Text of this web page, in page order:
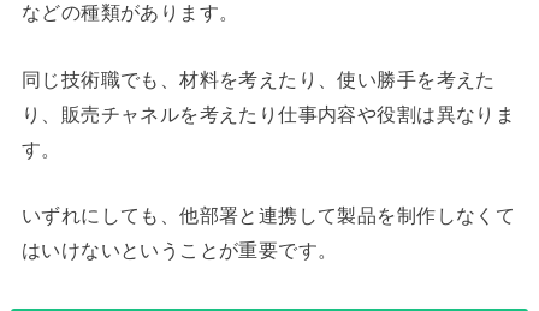
などの種類があります。
同じ技術職でも、材料を考えたり、使い勝手を考えた
り、販売チャネルを考えたり仕事内容や役割は異なりま
す。
いずれにしても、他部署と連携して製品を制作しなくて
はいけないということが重要です。